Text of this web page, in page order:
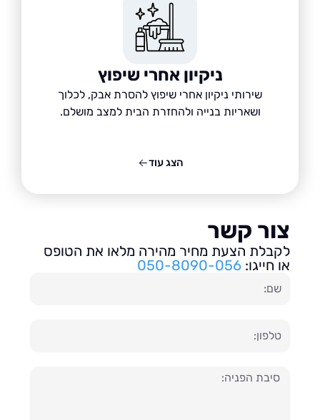
ניקיון אחרי שיפוץ
שירותי ניקיון אחרי שיפוץ להסרת אבק, לכלוך
ושאריות בנייה ולהחזרת הבית למצב מושלם.
קשר
הצעת מחיר מהירה מלאו את הטופס
חייגו:050-8090-056